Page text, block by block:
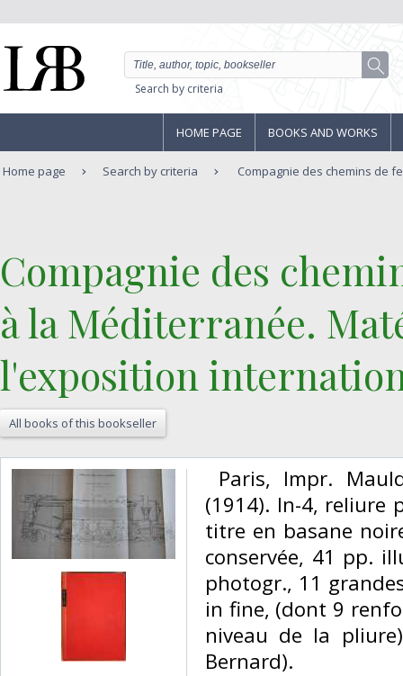
Search by criteria
HOME PAGE BOOKS AND WORKS
Home page Search by criteria Compagnie des chemins de
‎Compagnie des
à la Méditerranée.
l'exposition
All books of this bookseller
Paris, Impr.
(1914). In-4, reliure
titre en basane
conservée, 41 pp.
photogr., 11
in fine, (dont 9
niveau de la
Bernard). ‎